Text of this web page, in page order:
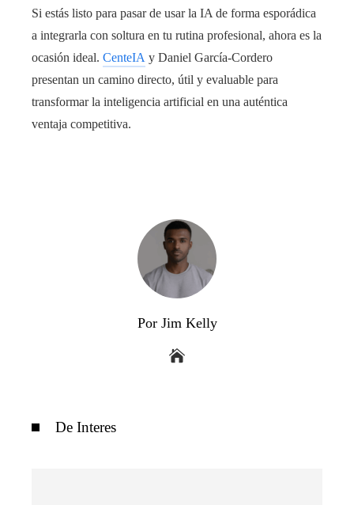
Si estás listo para pasar de usar la IA de forma esporádica
a integrarla con soltura en tu rutina profesional, ahora es la
ocasión ideal. CenteIA y Daniel García-Cordero
presentan un camino directo, útil y evaluable para
transformar la inteligencia artificial en una auténtica
ventaja competitiva.
Por Jim Kelly
De Interes